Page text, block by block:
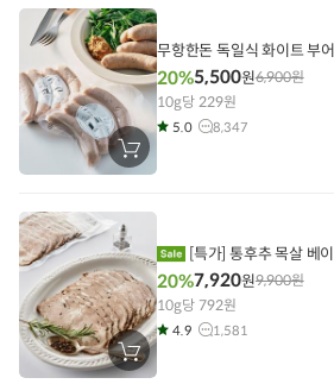
에
담
기
장
바
에
기
무항한돈 독일식 화이트 부
20%5,500원6,900원
10g당 229원
5.0 8,347
장
바
20%7,920원9,900원
10g당 792원
4.9 1,581